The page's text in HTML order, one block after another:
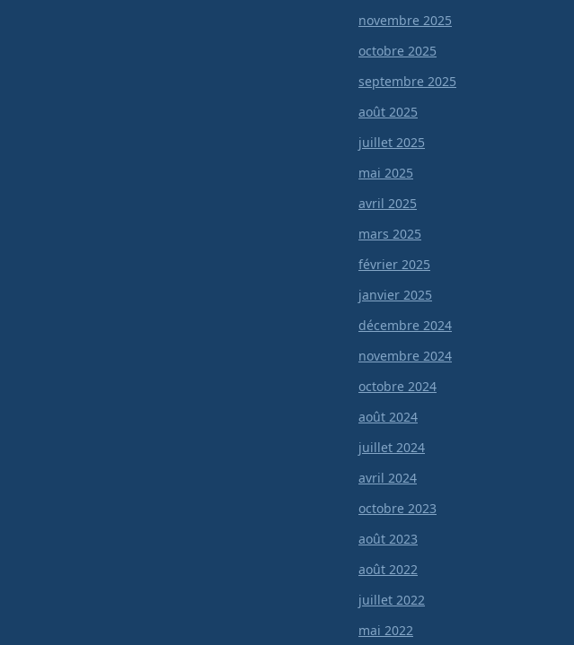
novembre 2025
octobre 2025
septembre 2025
août 2025
juillet 2025
mai 2025
avril 2025
mars 2025
février 2025
janvier 2025
décembre 2024
novembre 2024
octobre 2024
août 2024
juillet 2024
avril 2024
octobre 2023
août 2023
août 2022
juillet 2022
mai 2022